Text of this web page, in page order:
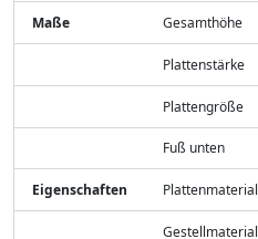
Maße Gesamthöhe
Plattenstärke
Plattengröße
Fuß unten
Eigenschaften Plattenmaterial
Gestellmaterial